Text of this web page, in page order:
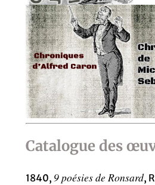
Catalogue des
1840, 9 poésies de Ronsard,